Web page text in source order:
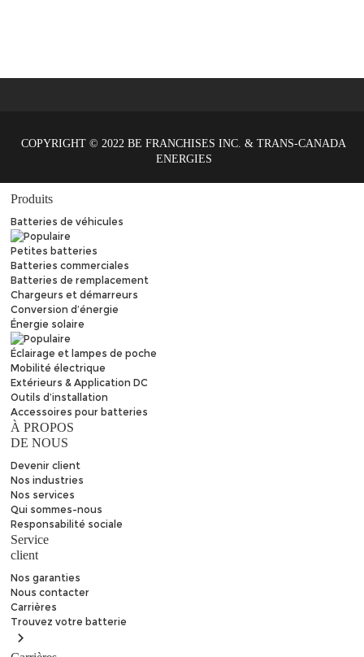
Produits
Batteries de véhicules
Petites batteries
Batteries commerciales
Batteries de remplacement
Chargeurs et démarreurs
Conversion d’énergie
Énergie solaire
Éclairage et lampes de poche
Mobilité électrique
Extérieurs & Application DC
Outils d’installation
Accessoires pour batteries
À PROPOS
DE NOUS
Devenir client
Nos industries
Nos services
Qui sommes-nous
Responsabilité sociale
Service
client
Nos garanties
Nous contacter
Carrières
Trouvezvotre batterie
COPYRIGHT © 2022 BE FRANCHISES INC. & TRANS-CANADA
ENERGIES